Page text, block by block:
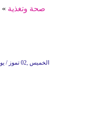
صحة وتغذية »
20:20 2026 الخميس ,02 تموز / يوليو